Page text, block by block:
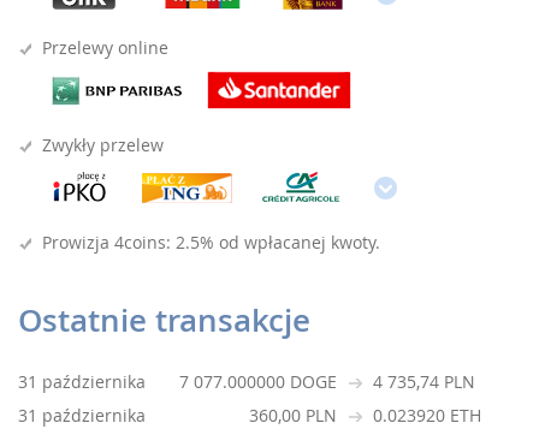
Przelewy online
Zwykły przelew
Prowizja 4coins: 2.5% od wpłacanej kwoty.
Ostatnie transakcje
31 października 7 077.000000 DOGE
4 735,74 PLN
31 października
360,00 PLN
0.023920 ETH